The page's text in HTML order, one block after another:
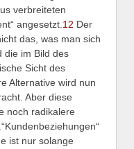
verbreiteten
angesetzt. 12 Der
das, was man sich
die im Bild des
Sicht des
Alternative wird nun
Aber diese
noch radikalere
ist nur solange